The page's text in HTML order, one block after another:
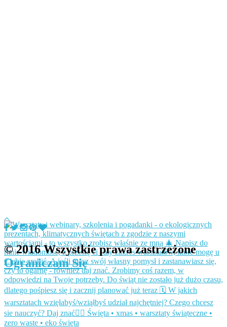
© 2016 Wszystkie prawa zastrzeżone
Ograniczam Się